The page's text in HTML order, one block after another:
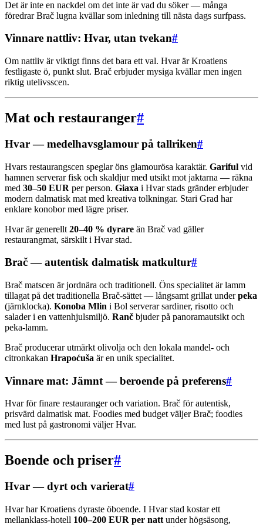
Det är inte en nackdel om det inte är vad du söker — många
föredrar Brač lugna kvällar som inledning till nästa dags surfpass.
Vinnare nattliv: Hvar, utan tvekan#
Om nattliv är viktigt finns det bara ett val. Hvar är Kroatiens
festligaste ö, punkt slut. Brač erbjuder mysiga kvällar men ingen
riktig utelivsscen.
Mat och restauranger#
Hvar — medelhavsglamour på tallriken#
Hvars restaurangscen speglar öns glamourösa karaktär. Gariful vid
hamnen serverar fisk och skaldjur med utsikt mot jaktarna — räkna
med 30–50 EUR per person. Giaxa i Hvar stads gränder erbjuder
modern dalmatisk mat med kreativa tolkningar. Stari Grad har
enklare konobor med lägre priser.
Hvar är generellt 20–40 % dyrare än Brač vad gäller
restaurangmat, särskilt i Hvar stad.
Brač — autentisk dalmatisk matkultur#
Brač matscen är jordnära och traditionell. Öns specialitet är lamm
tillagat på det traditionella Brač-sättet — långsamt grillat underpeka
(järnklocka). Konoba Mlin i Bol serverar sardiner, risotto och
salader i en vattenhjulsmiljö. Ranč bjuder på panoramautsikt och
peka-lamm.
Brač producerar utmärkt olivolja och den lokala mandel- och
citronkakan Hrapoćuša är en unik specialitet.
Vinnare mat: Jämnt — beroende på preferens#
Hvar för finare restauranger och variation. Brač för autentisk,
prisvärd dalmatisk mat. Foodies med budget väljer Brač; foodies
med lust på gastronomi väljer Hvar.
Boende och priser#
Hvar — dyrt och varierat#
Hvar har Kroatiens dyraste öboende. I Hvar stad kostar ett
mellanklass-hotell 100–200 EUR per natt under högsäsong,